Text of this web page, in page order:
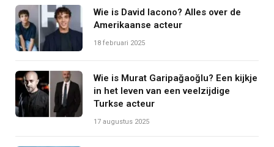
Wie is David Iacono? Alles over de
Amerikaanse acteur
18 februari 2025
Wie is Murat Garipağaoğlu? Een kijkje
in het leven van een veelzijdige
Turkse acteur
17 augustus 2025